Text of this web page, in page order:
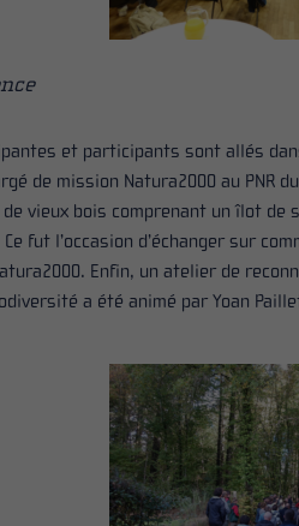
et participants sont allés
de mission Natura2000 au PNR
vieux bois comprenant un îlot
fut l’occasion d’échanger sur
Enfin, un atelier de
a été animé par Yoan